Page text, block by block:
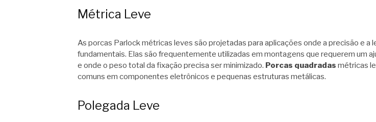
Métrica Leve
As porcas Parlock métricas leves são projetadas para aplicações onde a precisão e a
fundamentais. Elas são frequentemente utilizadas em montagens que requerem um
e onde o peso total da fixação precisa ser minimizado. Porcas quadradas métricas
comuns em componentes eletrônicos e pequenas estruturas metálicas.
Polegada Leve